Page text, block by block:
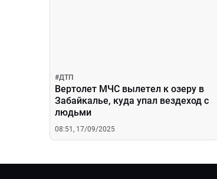
#ДТП
Вертолет МЧС вылетел к озеру в
Забайкалье, куда упал вездеход с
людьми
08:51, 17/09/2025